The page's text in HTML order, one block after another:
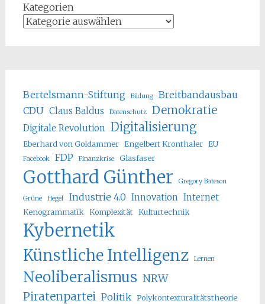
Kategorien
Bertelsmann-Stiftung Bildung
Breitbandausbau
CDU Claus Baldus Datenschutz Demokratie
Digitale Revolution Digitalisierung
Eberhard von Goldammer Engelbert Kronthaler EU
Facebook FDP Finanzkrise Glasfaser
Gotthard Günther Gregory Bateson
Grüne Hegel Industrie 4.0 Innovation Internet
Kenogrammatik Komplexität Kulturtechnik
Kybernetik
Künstliche Intelligenz Lernen
Neoliberalismus NRW
Piratenpartei Politik Polykontexturalitätstheorie